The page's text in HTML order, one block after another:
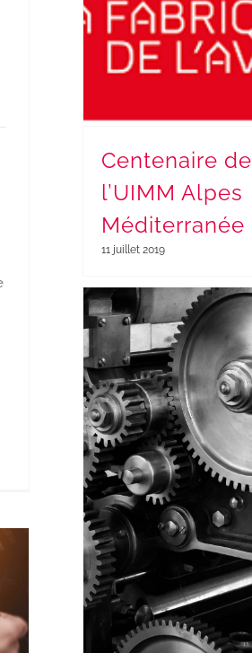
Centenaire de
l’UIMM Alpes
Méditerranée
11 juillet 2019